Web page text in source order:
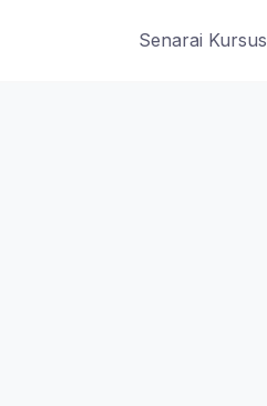
Senarai Kursus